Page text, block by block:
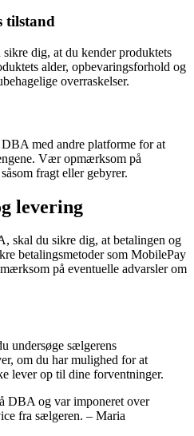
tilstand
dig, at du kender produktets
alder, opbevaringsforhold og
overraskelser.
med andre platforme for at
Vær opmærksom på
fragt eller gebyrer.
levering
skal du sikre dig, at betalingen og
betalingsmetoder som MobilePay
på eventuelle advarsler om
undersøge sælgerens
om du har mulighed for at
lever op til dine forventninger.
DBA og var imponeret over
fra sælgeren. – Maria